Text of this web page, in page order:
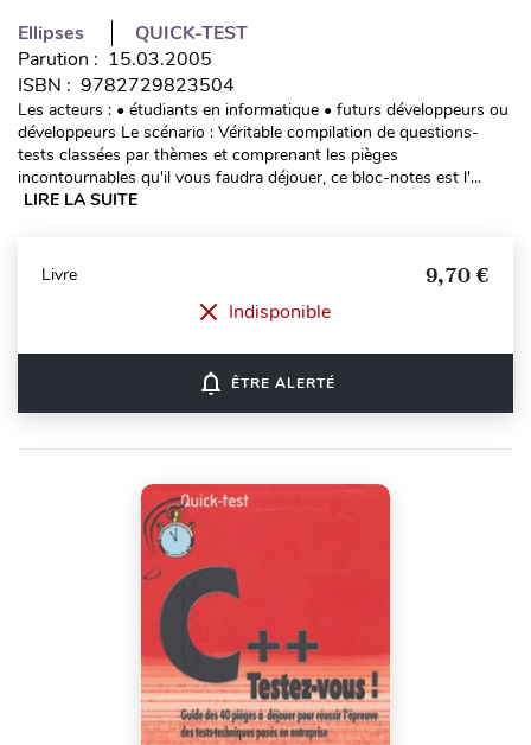
Ellipses
QUICK-TEST
Parution : 15.03.2005
ISBN : 9782729823504
Les acteurs : • étudiants en informatique • futurs développeurs ou
développeurs Le scénario : Véritable compilation de questions-
tests classées par thèmes et comprenant les pièges
incontournables qu'il vous faudra déjouer, ce bloc-notes est l'...
LIRE LA SUITE
Livre 9,70 €
Indisponible
notifications_none ÊTRE ALERTÉ